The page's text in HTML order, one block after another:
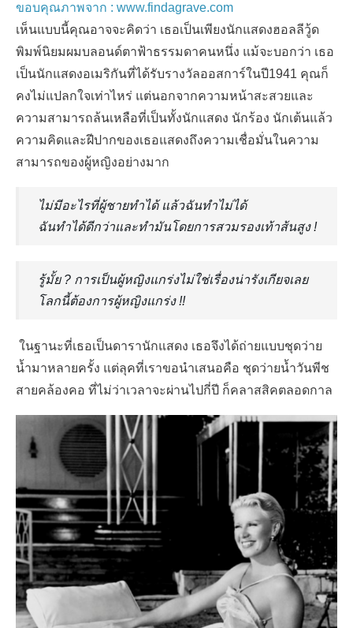
ขอบคุณภาพจาก : www.findagrave.com
เห็นแบบนี้คุณอาจจะคิดว่า เธอเป็นเพียงนักแสดงฮอลลีวู้ด
พิมพ์นิยมผมบลอนด์ตาฟ้าธรรมดาคนหนึ่ง แม้จะบอกว่า เธอ
เป็นนักแสดงอเมริกันที่ได้รับรางวัลออสการ์ในปี1941 คุณก็
คงไม่แปลกใจเท่าไหร่ แต่นอกจากความหน้าสะสวยและ
ความสามารถล้นเหลือที่เป็นทั้งนักแสดง นักร้อง นักเต้นแล้ว
ความคิดและฝีปากของเธอแสดงถึงความเชื่อมั่นในความ
สามารถของผู้หญิงอย่างมาก
ไม่มีอะไรที่ผู้ชายทำได้ แล้วฉันทำไม่ได้
ฉันทำได้ดีกว่าและทำมันโดยการสวมรองเท้าส้นสูง !
รู้มั้ย ? การเป็นผู้หญิงแกร่งไม่ใช่เรื่องน่ารังเกียจเลย
โลกนี้ต้องการผู้หญิงแกร่ง !!
ในฐานะที่เธอเป็นดารานักแสดง เธอจึงได้ถ่ายแบบชุดว่าย
น้ำมาหลายครั้ง แต่ลุคที่เราขอนำเสนอคือ ชุดว่ายน้ำวันพีช
สายคล้องคอ ที่ไม่ว่าเวลาจะผ่านไปกี่ปี ก็คลาสสิคตลอดกาล